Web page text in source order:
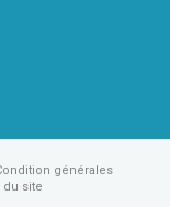
générales
du site